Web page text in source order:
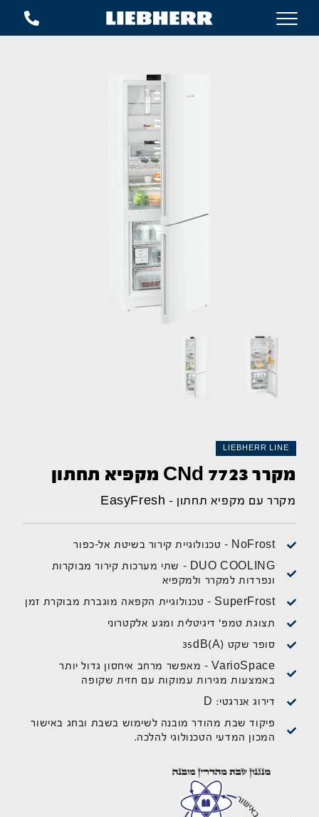
LIEBHERR LINE
מקרר CNd 7723 מקפיא תחתון
מקרר עם מקפיא תחתון – EasyFresh
NoFrost - טכנולוגיית קירור בשיטת אל-כפור
DUO COOLING – שתי מערכות קירור מבוקרות
ונפרדות למקרר ולמקפיא
SuperFrost - טכנולוגיית הקפאה מוגברת מבוקרת זמן
תצוגת טמפ' דיגיטלית ומגע אלקטרוני
סופר שקט 35dB(A)
VarioSpace - מאפשר מרחב איחסון גדול יותר
באמצעות מגירות עמוקות עם חזית שקופה
דירוג אנרגטי: D
פיקוד שבת מהודר מובנה לשימוש בשבת ובחג באישור
המכון המדעי הטכנולוגי להלכה.